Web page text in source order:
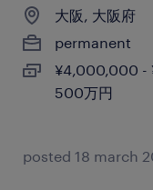
大阪, 大阪府
permanent
¥4,000,000 -
500万円
posted 18 march